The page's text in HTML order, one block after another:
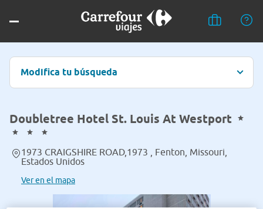
Modifica tu búsqueda
Doubletree Hotel St. Louis At Westport
1973 CRAIGSHIRE ROAD,1973 , Fenton, Missouri,
Estados Unidos
Ver en el mapa